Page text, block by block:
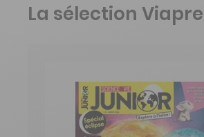
La sélection